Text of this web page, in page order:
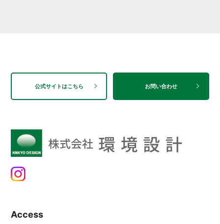
公式サイトはこちら お問い合わせ
Access